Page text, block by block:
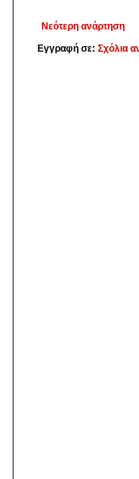
Νεότερη ανάρτηση
Εγγραφή σε: Σχόλια